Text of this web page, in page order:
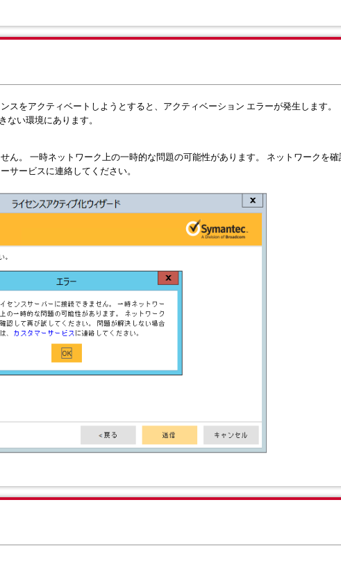
スをアクティベートしようとすると、アクティベーション エラーが発生します。
ない環境にあります。
ん。 一時ネットワーク上の一時的な問題の可能性があります。 ネットワークを
サービスに連絡してください。